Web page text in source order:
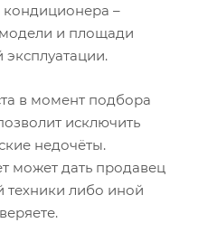
кондиционера –
и площади
в момент подбора
исключить
недочёты.
может дать продавец
техники либо иной